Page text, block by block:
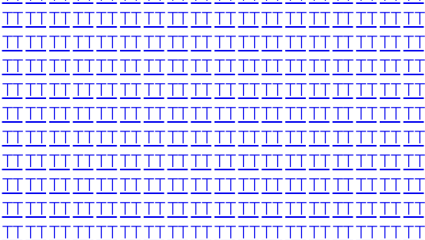
TTTTTTTTTTTTTTTTTTTTTTTTTTTTTTTTTTTT
TTTTTTTTTTTTTTTTTTTTTTTTTTTTTTTTTTTT
TTTTTTTTTTTTTTTTTTTTTTTTTTTTTTTTTTTT
TTTTTTTTTTTTTTTTTTTTTTTTTTTTTTTTTTTT
TTTTTTTTTTTTTTTTTTTTTTTTTTTTTTTTTTTT
TTTTTTTTTTTTTTTTTTTTTTTTTTTTTTTTTTTT
TTTTTTTTTTTTTTTTTTTTTTTTTTTTTTTTTTTT
TTTTTTTTTTTTTTTTTTTTTTTTTTTTTTTTTTTT
TTTTTTTTTTTTTTTTTTTTTTTTTTTTTTTTTTTT
TTTTTTTTTTTTTTTTTTTTTTTTTTTTTTTTTTTT